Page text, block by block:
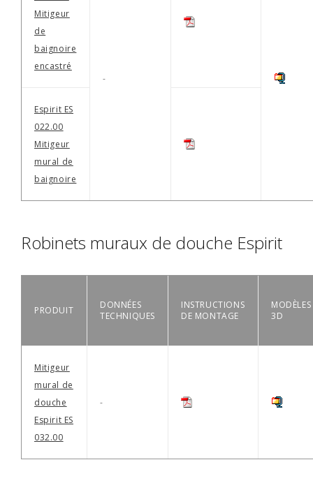
Mitigeur
de
baignoire
encastré
-
Espirit ES
022.00
Mitigeur
mural de
baignoire
Robinets muraux de douche Espirit
PRODUIT
DONNÉES
TECHNIQUES
INSTRUCTIONS
DE MONTAGE
MODÈLES
3D
Mitigeur
mural de
douche
Espirit ES
032.00
-